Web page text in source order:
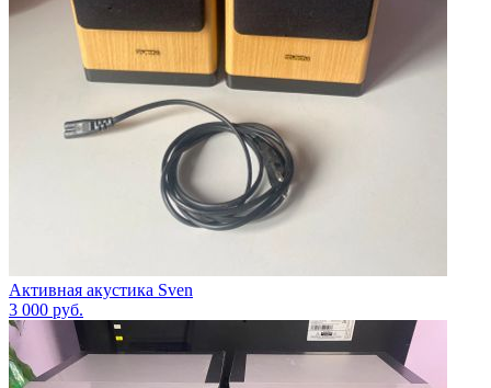
Активная акустика Sven
3 000 руб.